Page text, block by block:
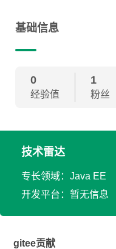
基础信息
0
经验值
1
粉丝
技术雷达
专长领域：Java EE
开发平台：暂无信息
gitee贡献